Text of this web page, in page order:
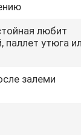
любит
паллет утюга
залеми